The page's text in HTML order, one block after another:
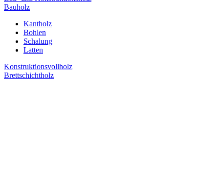
Bauholz
Kantholz
Bohlen
Schalung
Latten
Konstruktionsvollholz
Brettschichtholz